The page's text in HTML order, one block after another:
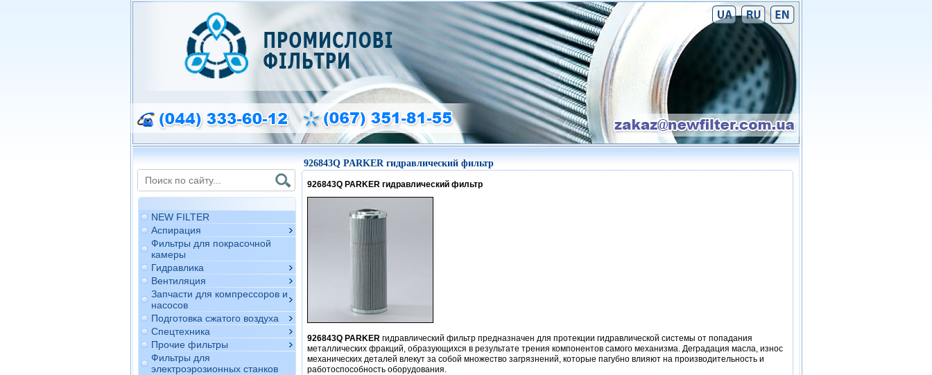
NEW FILTER
Аспирация
Фильтры для покрасочной
камеры
Гидравлика
Вентиляция
Запчасти для компрессоров и
насосов
Подготовка сжатого воздуха
Спецтехника
Прочие фильтры
Фильтры для
электроэрозионных станков
926843Q PARKER гидравлический фильтр
926843Q PARKER гидравлический фильтр
926843Q PARKER гидравлический фильтр предназначен для протекции гидравлической системы от попадания
металлических фракций, образующихся в результате трения компонентов самого механизма. Деградация масла, износ
механических деталей влекут за собой множество загрязнений, которые пагубно влияют на производительность и
работоспособность оборудования.